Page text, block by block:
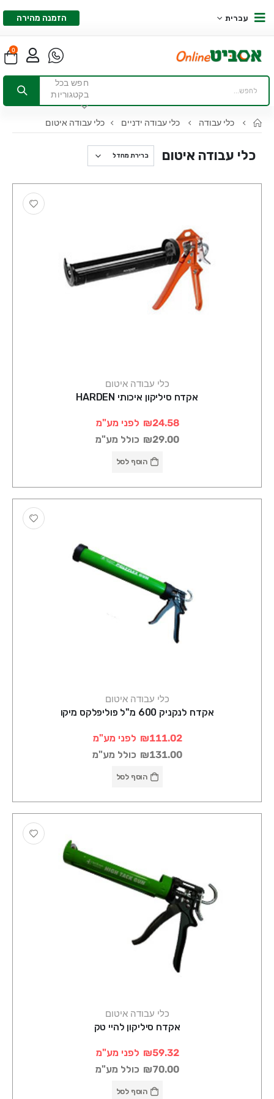
עברית הזמנה מהירה
0
חפש בכל
בקטגוריות
כלי עבודה כלי עבודה ידניים כלי עבודה איטום
כלי עבודה איטום
כלי עבודה איטום
אקדח סיליקון איכותי HARDEN
₪24.58 לפני מע"מ
₪29.00 כולל מע"מ
הוסף לסל
כלי עבודה איטום
אקדח לנקניק 600 מ"ל פוליפלקס מיקו
₪111.02 לפני מע"מ
₪131.00 כולל מע"מ
הוסף לסל
כלי עבודה איטום
אקדח סיליקון להיי טק
₪59.32 לפני מע"מ
₪70.00 כולל מע"מ
הוסף לסל